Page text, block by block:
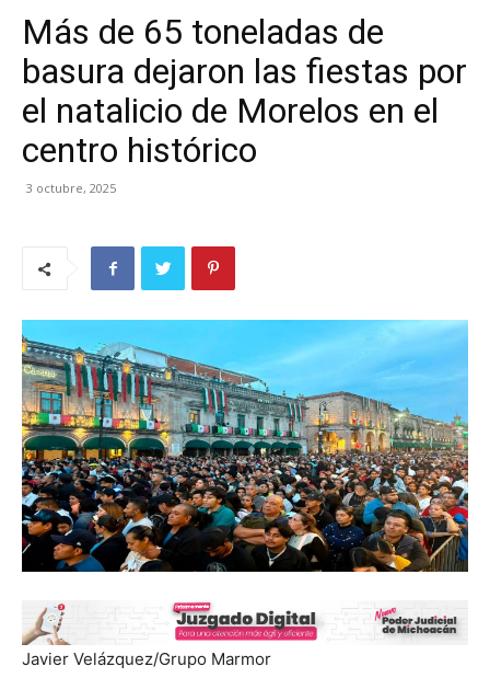
Más de 65 toneladas de
basura dejaron las fiestas por
el natalicio de Morelos en el
centro histórico
3 octubre, 2025
Javier Velázquez/Grupo Marmor